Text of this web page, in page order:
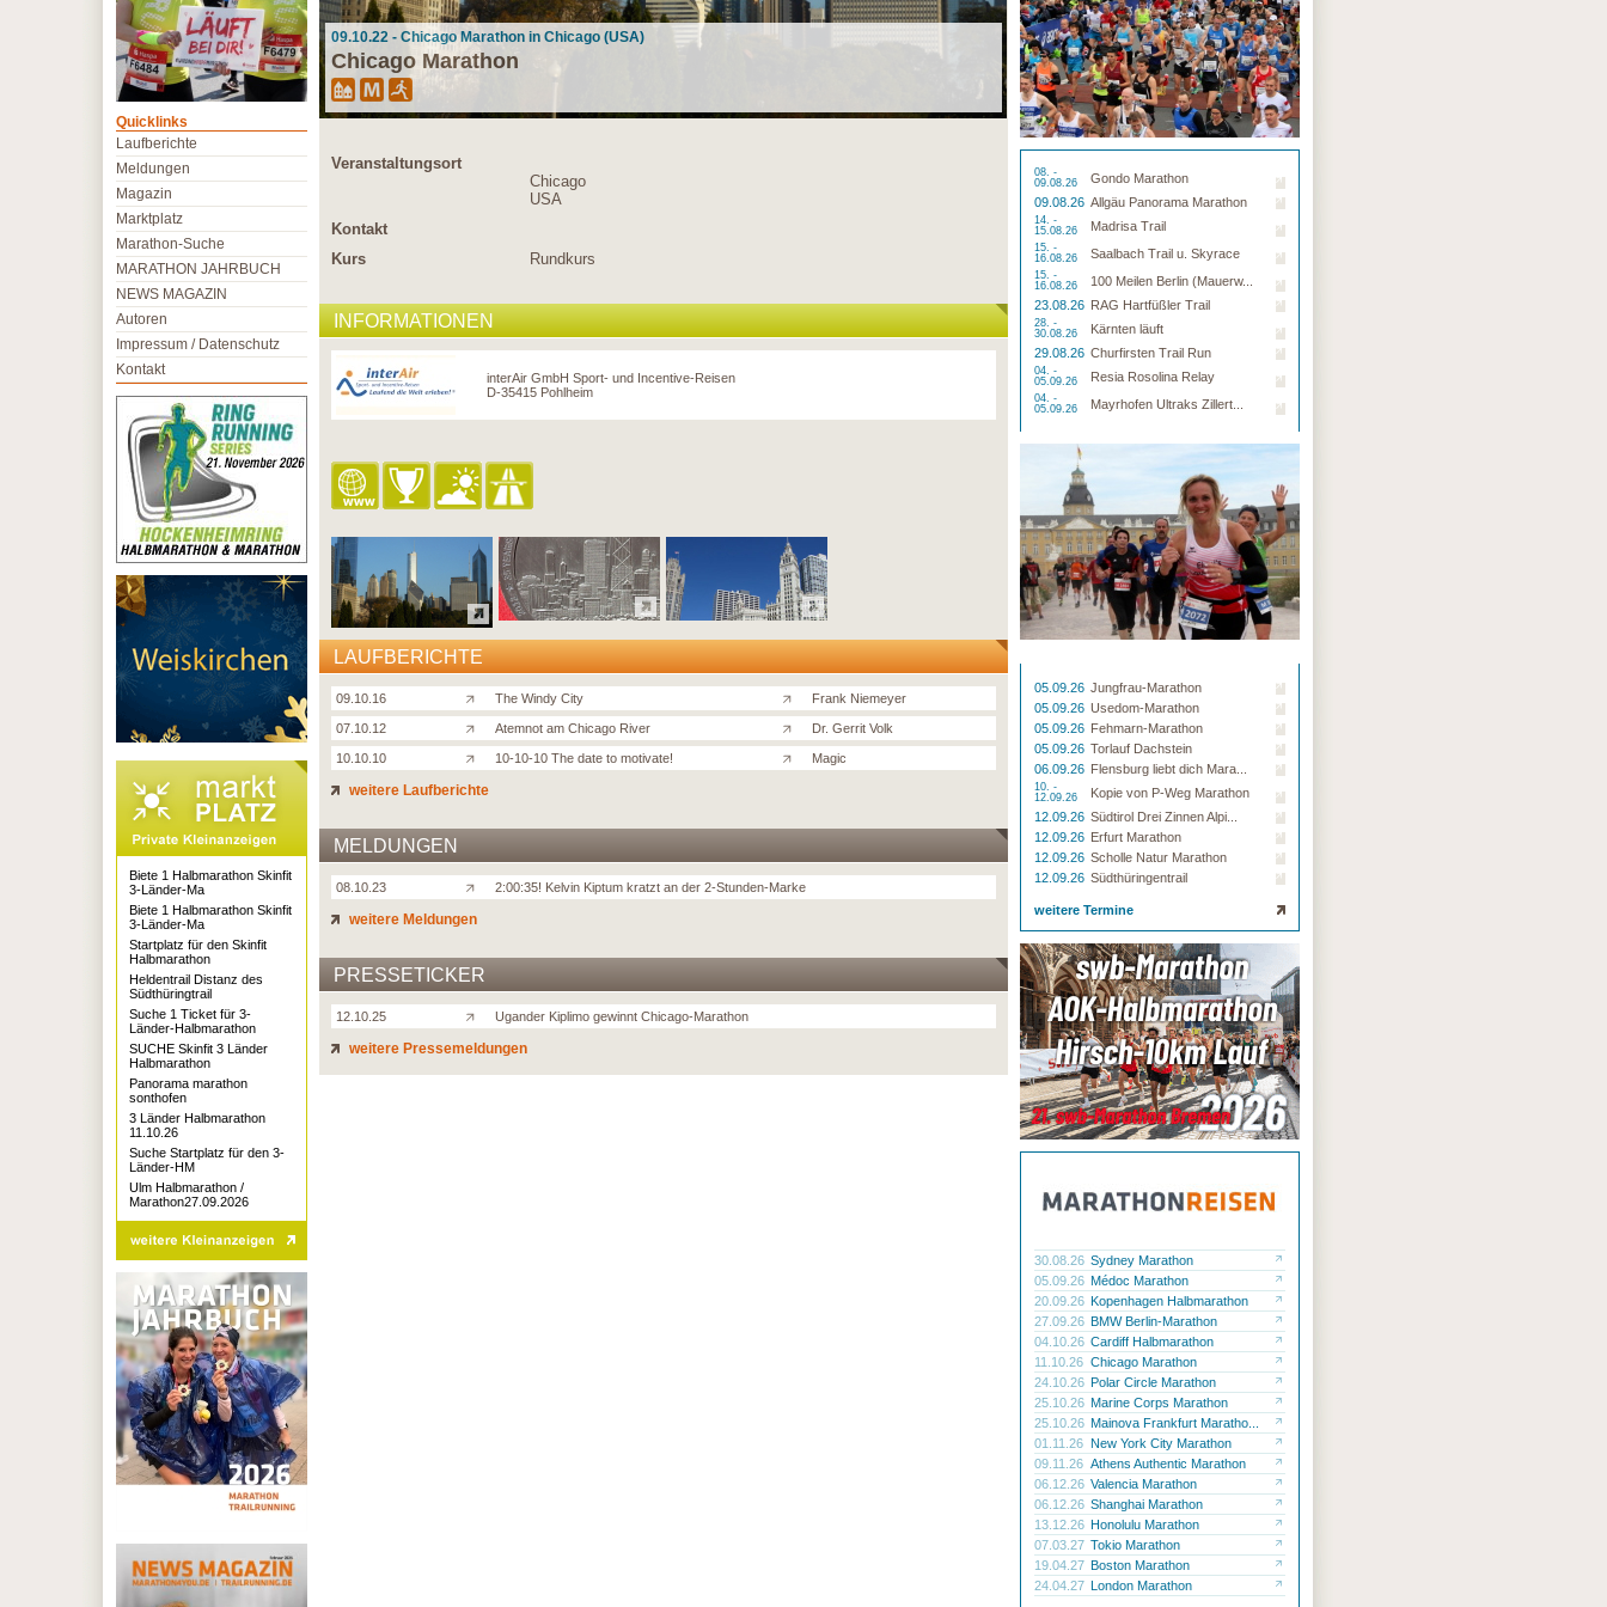
09.10.22 - Chicago Marathon in Chicago (USA)
Chicago Marathon
Veranstaltungsort
Chicago
USA
Kontakt
Kurs
Rundkurs
INFORMATIONEN
interAir GmbH Sport- und Incentive-Reisen
D-35415 Pohlheim
LAUFBERICHTE
09.10.16 The Windy City Frank Niemeyer
07.10.12 Atemnot am Chicago River Dr. Gerrit Volk
10.10.10 10-10-10 The date to motivate! Magic
weitere Laufberichte
MELDUNGEN
08.10.23 2:00:35! Kelvin Kiptum kratzt an der 2-Stunden-Marke
weitere Meldungen
PRESSETICKER
12.10.25 Ugander Kiplimo gewinnt Chicago-Marathon
weitere Pressemeldungen
08. -
09.08.26
Gondo Marathon
09.08.26 Allgäu Panorama Marathon
14. -
15.08.26
Madrisa Trail
15. -
16.08.26
Saalbach Trail u. Skyrace
15. -
16.08.26
100 Meilen Berlin (Mauerw...
23.08.26 RAG Hartfüßler Trail
28. -
30.08.26
Kärnten läuft
29.08.26 Churfirsten Trail Run
04. -
05.09.26
Resia Rosolina Relay
04. -
05.09.26
Mayrhofen Ultraks Zillert...
05.09.26 Jungfrau-Marathon
05.09.26 Usedom-Marathon
05.09.26 Fehmarn-Marathon
05.09.26 Torlauf Dachstein
06.09.26 Flensburg liebt dich Mara...
10. -
12.09.26
Kopie von P-Weg Marathon
12.09.26 Südtirol Drei Zinnen Alpi...
12.09.26 Erfurt Marathon
12.09.26 Scholle Natur Marathon
12.09.26 Südthüringentrail
weitere Termine
30.08.26 Sydney Marathon
05.09.26 Médoc Marathon
20.09.26 Kopenhagen Halbmarathon
27.09.26 BMW Berlin-Marathon
04.10.26 Cardiff Halbmarathon
11.10.26 Chicago Marathon
24.10.26 Polar Circle Marathon
25.10.26 Marine Corps Marathon
25.10.26 Mainova Frankfurt Maratho...
01.11.26 New York City Marathon
09.11.26 Athens Authentic Marathon
06.12.26 Valencia Marathon
06.12.26 Shanghai Marathon
13.12.26 Honolulu Marathon
07.03.27 Tokio Marathon
19.04.27 Boston Marathon
24.04.27 London Marathon
Quicklinks
Laufberichte
Meldungen
Magazin
Marktplatz
Marathon-Suche
MARATHON JAHRBUCH
NEWS MAGAZIN
Autoren
Impressum / Datenschutz
Kontakt
Biete 1 Halbmarathon Skinfit
3-Länder-Ma
Biete 1 Halbmarathon Skinfit
3-Länder-Ma
Startplatz für den Skinfit
Halbmarathon
Heldentrail Distanz des
Südthüringtrail
Suche 1 Ticket für 3-
Länder-Halbmarathon
SUCHE Skinfit 3 Länder
Halbmarathon
Panorama marathon
sonthofen
3 Länder Halbmarathon
11.10.26
Suche Startplatz für den 3-
Länder-HM
Ulm Halbmarathon /
Marathon27.09.2026